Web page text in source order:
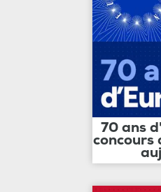
70 ans
concours